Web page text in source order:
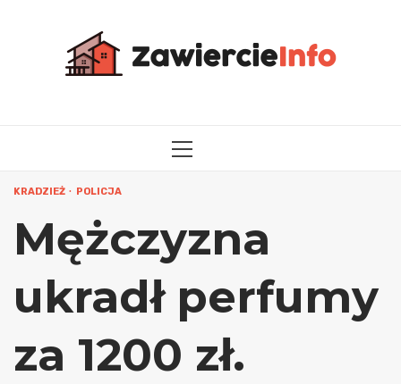
MENU
KRADZIEŻ POLICJA
Mężczyzna
ukradł perfumy
za 1200 zł.